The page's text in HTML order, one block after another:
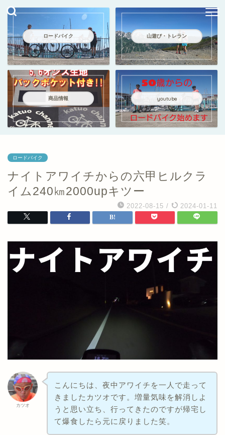
ロードバイク 山遊び・トレラン
商品情報 youtube
ロードバイク
ナイトアワイチからの六甲ヒルクラ
イム240㎞2000upキツー
2022-08-15 / 2024-01-11
カツオ
こんにちは、夜中アワイチを一人で走って
きましたカツオです。増量気味を解消しよ
うと思い立ち、行ってきたのですが帰宅し
て爆食したら元に戻りました笑。